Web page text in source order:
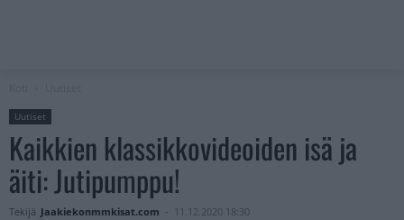
Uutiset
Kaikkien klassikkovideoiden isä ja
äiti: Jutipumppu!
Tekijä Jaakiekonmmkisat.com - 11.12.2020 18:30